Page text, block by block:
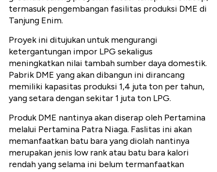
termasuk pengembangan fasilitas produksi DME di
Tanjung Enim.
Proyek ini ditujukan untuk mengurangi
ketergantungan impor LPG sekaligus
meningkatkan nilai tambah sumber daya domestik.
Pabrik DME yang akan dibangun ini dirancang
memiliki kapasitas produksi 1,4 juta ton per tahun,
yang setara dengan sekitar 1 juta ton LPG.
Produk DME nantinya akan diserap oleh Pertamina
melalui Pertamina Patra Niaga. Faslitas ini akan
memanfaatkan batu bara yang diolah nantinya
merupakan jenis low rank atau batu bara kalori
rendah yang selama ini belum termanfaatkan